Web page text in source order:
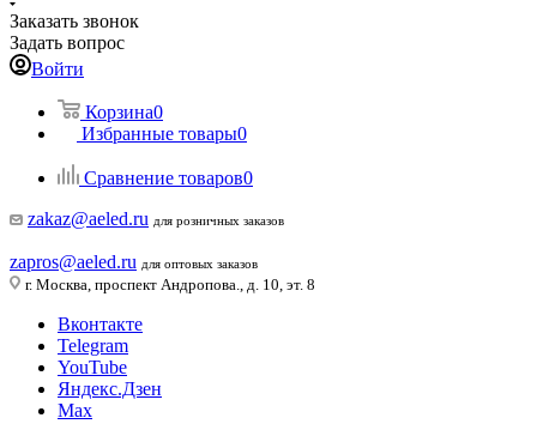
Заказать звонок
Задать вопрос
Войти
Корзина0
Избранные товары0
Сравнение товаров0
zakaz@aeled.ru для розничных заказов
zapros@aeled.ru для оптовых заказов
г. Москва, проспект Андропова., д. 10, эт. 8
Вконтакте
Telegram
YouTube
Яндекс.Дзен
Max